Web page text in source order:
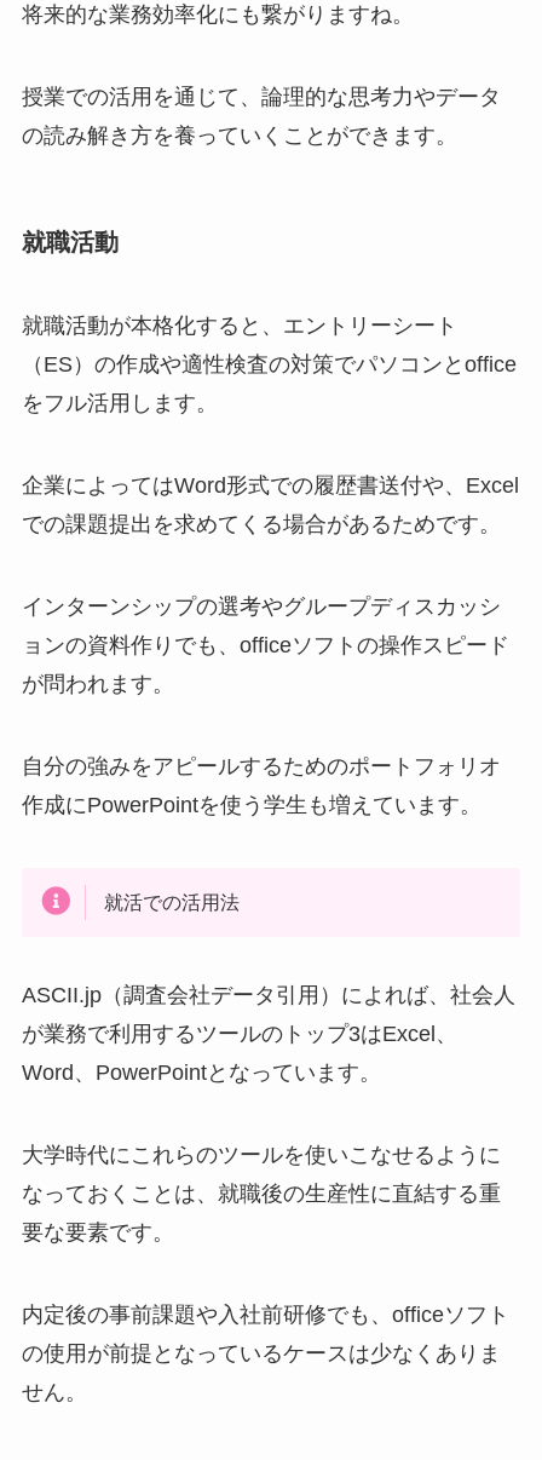
将来的な業務効率化にも繋がりますね。
授業での活用を通じて、論理的な思考力やデータ
の読み解き方を養っていくことができます。
就職活動
就職活動が本格化すると、エントリーシート
（ES）の作成や適性検査の対策でパソコンとoffice
をフル活用します。
企業によってはWord形式での履歴書送付や、Excel
での課題提出を求めてくる場合があるためです。
インターンシップの選考やグループディスカッシ
ョンの資料作りでも、officeソフトの操作スピード
が問われます。
自分の強みをアピールするためのポートフォリオ
作成にPowerPointを使う学生も増えています。
就活での活用法
ASCII.jp（調査会社データ引用）によれば、社会人
が業務で利用するツールのトップ3はExcel、
Word、PowerPointとなっています。
大学時代にこれらのツールを使いこなせるように
なっておくことは、就職後の生産性に直結する重
要な要素です。
内定後の事前課題や入社前研修でも、officeソフト
の使用が前提となっているケースは少なくありま
せん。